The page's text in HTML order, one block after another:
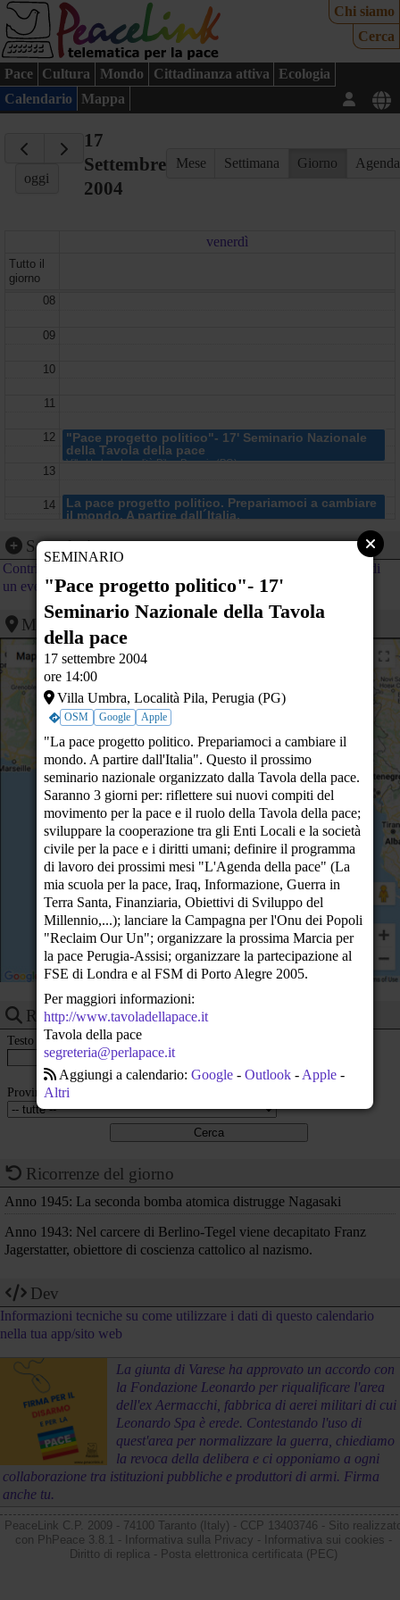
Chi siamo
Cerca
Pace Cultura Mondo Cittadinanza attiva
Ecologia
Calendario
Mappa
oggi
17
Settembre
2004
Mese Settimana Giorno Agenda
venerdì
Tutto il
giorno
08
09
10
11
12
13
14
15
17
18
19
20
21
22
23
"Pace progetto politico"- 17' Seminario Nazionale
della Tavola della pace
Villa Umbra, Località Pila - Perugia (PG)
La pace progetto politico. Prepariamoci a cambiare
il mondo. A partire dall´Italia.
Liberiamo la pace
A VEGLIA
Biblioteca Comunale, via Concini 1 - Terranuova Bracciolini (AR) (AR)
Segnalazione evento
Contribuisci al calendario di PeaceLink inviando la segnalazione di
un evento
Mappa
Ricerca eventi
Testo
Provincia
Ricorrenze del giorno
Anno 1945: La seconda bomba atomica distrugge Nagasaki
Anno 1943: Nel carcere di Berlino-Tegel viene decapitato Franz
Jagerstatter, obiettore di coscienza cattolico al nazismo.
Dev
Informazioni tecniche su come utilizzare i dati di questo calendario
nella tua app/sito web
La giunta di Varese ha approvato un accordo con
la Fondazione Leonardo per riqualificare l'area
dell'ex Aermacchi, fabbrica di aerei militari di cui
Leonardo Spa è erede. Contestando l'uso di
quest'area per normalizzare la guerra, chiediamo
la revoca della delibera e ci opponiamo a ogni
collaborazione tra istituzioni pubbliche e produttori di armi. Firma
anche tu.
PeaceLink C.P. 2009 - 74100 Taranto (Italy) - CCP 13403746 - Sito
con PhPeace 3.8.1 - Informativa sulla Privacy - Informativa sui cookies -
Diritto di replica- Posta elettronica certificata (PEC)
SEMINARIO
"Pace progetto politico"- 17'
Seminario Nazionale della Tavola
della pace
17 settembre 2004
ore 14:00
Villa Umbra, Località Pila, Perugia (PG)
OSM Google Apple
"La pace progetto politico. Prepariamoci a cambiare il
mondo. A partire dall'Italia". Questo il prossimo
seminario nazionale organizzato dalla Tavola della pace.
Saranno 3 giorni per: riflettere sui nuovi compiti del
movimento per la pace e il ruolo della Tavola della pace;
sviluppare la cooperazione tra gli Enti Locali e la società
civile per la pace e i diritti umani; definire il programma
di lavoro dei prossimi mesi "L'Agenda della pace" (La
mia scuola per la pace, Iraq, Informazione, Guerra in
Terra Santa, Finanziaria, Obiettivi di Sviluppo del
Millennio,...); lanciare la Campagna per l'Onu dei Popoli
"Reclaim Our Un"; organizzare la prossima Marcia per
la pace Perugia-Assisi; organizzare la partecipazione al
FSE di Londra e al FSM di Porto Alegre 2005.
Per maggiori informazioni:
http://www.tavoladellapace.it
Tavola della pace
segreteria@perlapace.it
Aggiungi a calendario: Google- Outlook- Apple-
Altri